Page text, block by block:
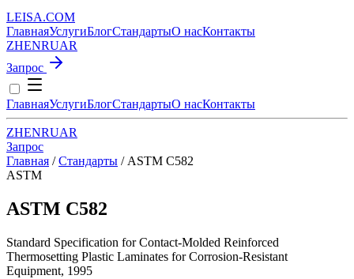
LEISA.COM
ГлавнаяУслугиБлогСтандартыО насКонтакты
ZHENRUAR
Запрос
ГлавнаяУслугиБлогСтандартыО насКонтакты
ZHENRUAR
Запрос
Главная / Стандарты / ASTM C582
ASTM
ASTM C582
Standard Specification for Contact-Molded Reinforced
Thermosetting Plastic Laminates for Corrosion-Resistant
Equipment, 1995